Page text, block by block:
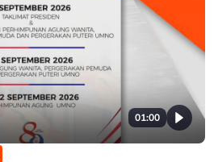
01:00